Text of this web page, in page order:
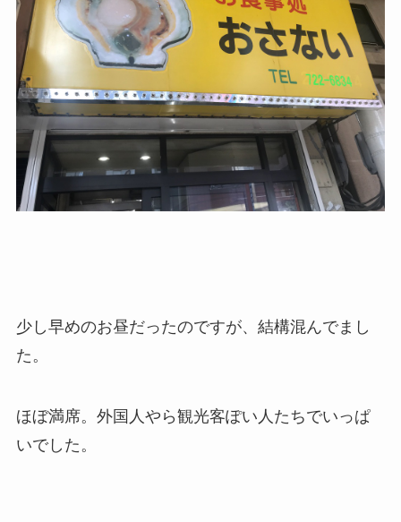
少し早めのお昼だったのですが、結構混んでまし
た。
ほぼ満席。外国人やら観光客ぽい人たちでいっぱ
いでした。